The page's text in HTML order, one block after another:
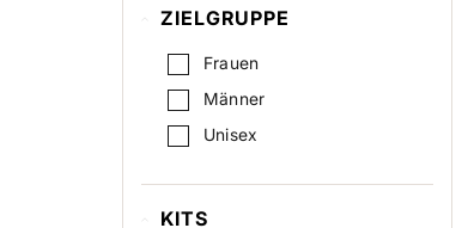
ZIELGRUPPE
Frauen
Männer
Unisex
KITS